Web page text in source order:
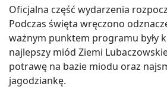
Oficjalna część wydarzenia
Podczas święta wręczono
ważnym punktem programu były
najlepszy miód Ziemi
potrawę na bazie miodu oraz
jagodziankę.